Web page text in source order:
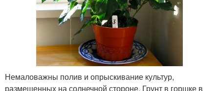
Немаловажны полив и опрыскивание культур,
размещенных на солнечной стороне. Грунт в горшке в